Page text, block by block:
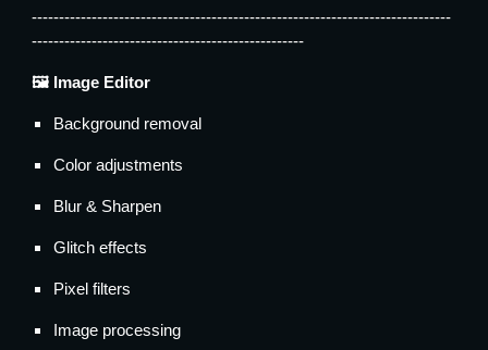
-----------------------------------------------------------------------------
--------------------------------------------------
🖼️ Image Editor
Background removal
Color adjustments
Blur & Sharpen
Glitch effects
Pixel filters
Image processing